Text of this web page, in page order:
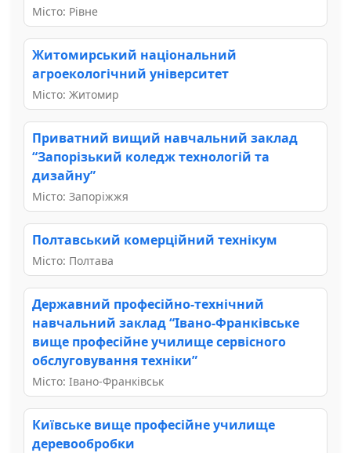
Місто: Рівне
Житомирський національний
агроекологічний університет
Місто: Житомир
Приватний вищий навчальний заклад
“Запорізький коледж технологій та
дизайну”
Місто: Запоріжжя
Полтавський комерційний технікум
Місто: Полтава
Державний професійно-технічний
навчальний заклад “Івано-Франківське
вище професійне училище сервісного
обслуговування техніки”
Місто: Івано-Франківськ
Київське вище професійне училище
деревообробки